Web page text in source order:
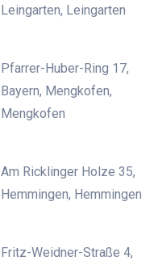
Leingarten, Leingarten
Pfarrer-Huber-Ring 17,
Bayern, Mengkofen,
Mengkofen
Am Ricklinger Holze 35,
Hemmingen, Hemmingen
Fritz-Weidner-Straße 4,